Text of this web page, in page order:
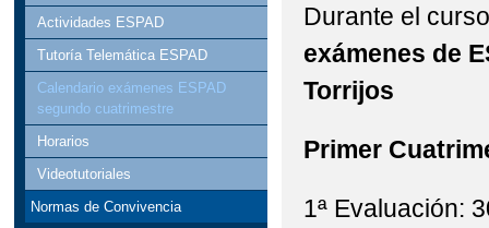
Actividades ESPAD
Tutoría Telemática ESPAD
Calendario exámenes ESPAD
segundo cuatrimestre
Horarios
Videotutoriales
Normas de Convivencia
Durante el
exámenes de
Torrijos
Primer
1ª Evaluación: